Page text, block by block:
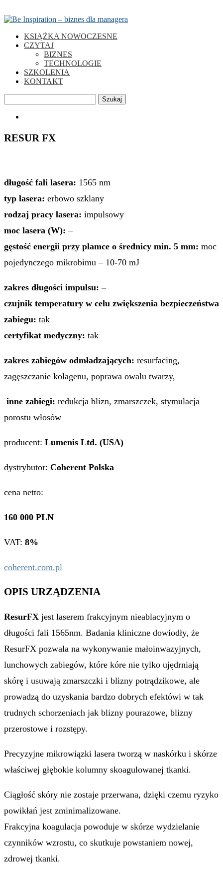
KSIĄŻKA NOWOCZESNE
CZYTAJ
BIZNES
TECHNOLOGIE
SZKOLENIA
KONTAKT
Szukaj
RESUR FX
długość fali lasera: 1565 nm
typ lasera: erbowo szklany
rodzaj pracy lasera: impulsowy
moc lasera (W): –
gęstość energii przy plamce o średnicy min. 5 mm: moc
pojedynczego mikrobimu – 10-70 mJ
zakres długości impulsu: –
czujnik temperatury w celu zwiększenia bezpieczeństwa
zabiegu: tak
certyfikat medyczny: tak
zakres zabiegów odmładzających: resurfacing,
zagęszczanie kolagenu, poprawa owalu twarzy,
inne zabiegi: redukcja blizn, zmarszczek, stymulacja
porostu włosów
producent: Lumenis Ltd. (USA)
dystrybutor: Coherent Polska
cena netto:
160 000 PLN
VAT: 8%
coherent.com.pl
OPIS URZĄDZENIA
ResurFX jest laserem frakcyjnym nieablacyjnym o
długości fali 1565nm. Badania kliniczne dowiodły, że
ResurFX pozwala na wykonywanie małoinwazyjnych,
lunchowych zabiegów, które kóre nie tylko ujędrniają
skórę i usuwają zmarszczki i blizny potrądzikowe, ale
prowadzą do uzyskania bardzo dobrych efektówi w tak
trudnych schorzeniach jak blizny pourazowe, blizny
przerostowe i rozstępy.
Precyzyjne mikrowiązki lasera tworzą w naskórku i skórze
właściwej głębokie kolumny skoagulowanej tkanki.
Ciągłość skóry nie zostaje przerwana, dzięki czemu ryzyko
powikłań jest zminimalizowane.
Frakcyjna koagulacja powoduje w skórze wydzielanie
czynników wzrostu, co skutkuje powstaniem nowej,
zdrowej tkanki.